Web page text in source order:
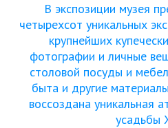
В экспозиции музея
четырехсот уникальных
крупнейших
фотографии и личные
столовой посуды и
быта и другие
воссоздана уникальная
усадьбы